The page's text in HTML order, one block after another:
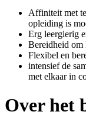
Affiniteit met
opleiding is
Erg leergierig
Bereidheid om
Flexibel en
intensief de
met elkaar in
Over het